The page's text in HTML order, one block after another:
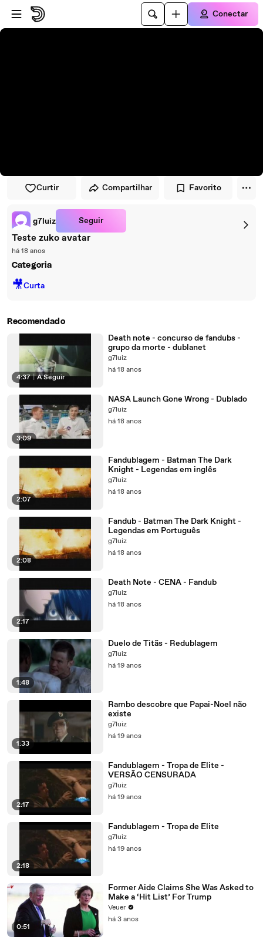
Pular para o player
Ir para o conteúdo principal
Conectar
Curtir Compartilhar Favorito
g7luiz Seguir
Teste zuko avatar
há 18 anos
Categoria
🎥Curta
Recomendado
4:37 | A Seguir
Death note - concurso de fandubs -
grupo da morte - dublanet
g7luiz
há 18 anos
3:09
NASA Launch Gone Wrong - Dublado
g7luiz
há 18 anos
2:07
Fandublagem - Batman The Dark
Knight - Legendas em inglês
g7luiz
há 18 anos
2:08
Fandub - Batman The Dark Knight -
Legendas em Português
g7luiz
há 18 anos
2:17
Death Note - CENA - Fandub
g7luiz
há 18 anos
1:48
Duelo de Titãs - Redublagem
g7luiz
há 19 anos
1:33
Rambo descobre que Papai-Noel não
existe
g7luiz
há 19 anos
2:17
Fandublagem - Tropa de Elite -
VERSÃO CENSURADA
g7luiz
há 19 anos
2:18
Fandublagem - Tropa de Elite
g7luiz
há 19 anos
0:51
Former Aide Claims She Was Asked to
Make a ‘Hit List’ For Trump
Veuer
há 3 anos